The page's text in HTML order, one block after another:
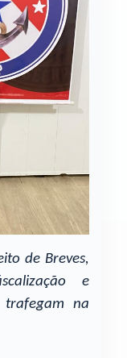
de Breves,
e
trafegam na